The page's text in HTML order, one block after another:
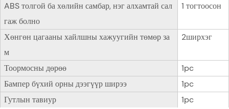
ABS толгой ба хөлийн самбар, нэг алхамтай сал
гаж болно
1 тогтоосон
Хөнгөн цагааны хайлшны хажуугийн төмөр за
м
2ширхэг
Тоормосны дөрөө
1pc
Бампер бүхий орны дээгүүр ширээ
1pc
Гутлын тавиур
1pc